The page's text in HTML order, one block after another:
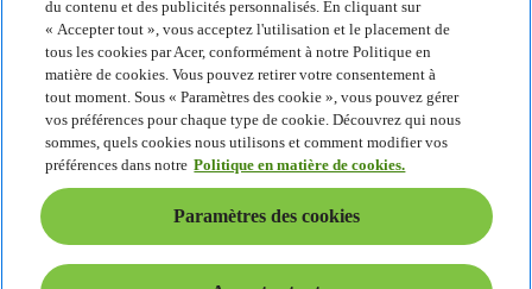
Responsabilité sociale de l'entreprise
Empreinte carbone du produit
Project Humanity
Earthion
Politique de confidentialité
Politique en matière de cookies
Mentions légales
Informations légales supplémentaires
Politique en matière d'accessibilité
Paramètres des cookies
France - Français
du contenu et des publicités personnalisés. En cliquant sur
« Accepter tout », vous acceptez l'utilisation et le placement de
tous les cookies par Acer, conformément à notre Politique en
matière de cookies. Vous pouvez retirer votre consentement à
tout moment. Sous « Paramètres des cookie », vous pouvez gérer
vos préférences pour chaque type de cookie. Découvrez qui nous
sommes, quels cookies nous utilisons et comment modifier vos
préférences dans notre Politique en matière de cookies.
Paramètres des cookies